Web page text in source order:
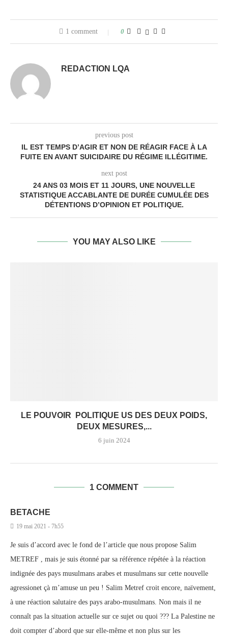
1 comment 0
REDACTION LQA
previous post
IL EST TEMPS D’AGIR ET NON DE RÉAGIR FACE À LA
FUITE EN AVANT SUICIDAIRE DU RÉGIME ILLÉGITIME.
next post
24 ANS 03 MOIS ET 11 JOURS, UNE NOUVELLE
STATISTIQUE ACCABLANTE DE DURÉE CUMULÉE DES
DÉTENTIONS D’OPINION ET POLITIQUE.
YOU MAY ALSO LIKE
LE POUVOIR POLITIQUE US DES DEUX POIDS,
DEUX MESURES,...
6 juin 2024
1 COMMENT
BETACHE
19 mai 2021 - 7h55
Je suis d’accord avec le fond de l’article que nous propose Salim
METREF , mais je suis étonné par sa référence répétée à la réaction
indignée des pays musulmans arabes et musulmans sur cette nouvelle
agressionet çà m’amuse un peu ! Salim Metref croit encore, naïvement,
à une réaction salutaire des pays arabo-musulmans. Non mais il ne
connaît pas la situation actuelle sur ce sujet ou quoi ??? La Palestine ne
doit compter d’abord que sur elle-même et non plus sur les